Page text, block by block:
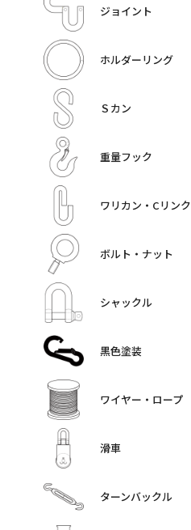
ジョイント
ホルダーリング
Ｓカン
重量フック
ワリカン・Cリンク
ボルト・ナット
シャックル
黒色塗装
ワイヤー・ロープ
滑車
ターンバックル